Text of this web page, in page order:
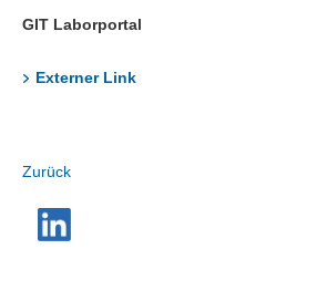
GIT Laborportal
Externer Link
Zurück